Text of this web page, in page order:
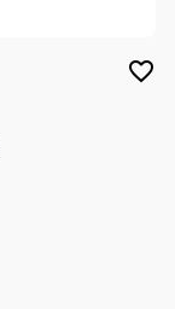
favorite_border